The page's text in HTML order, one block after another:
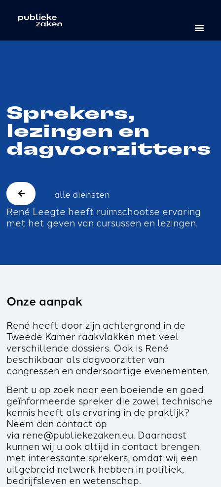
Sprekers,
lezingen en
dagvoorzitters
alle diensten
René Leegte heeft ruimschootse ervaring
met het geven van cursussen en lezingen.
Onze aanpak
René heeft door zijn achtergrond in de
Tweede Kamer raakvlakken met veel
verschillende dossiers. Ook is René
beschikbaar als dagvoorzitter van
congressen en andersoortige evenementen.
Bent u op zoek naar een boeiende en goed
geïnformeerde spreker die zowel technische
kennis heeft als ervaring in de praktijk?
Neem dan contact op
via rene@publiekezaken.eu. Daarnaast
kunnen wij u ook altijd in contact brengen
met interessante sprekers, omdat wij een
uitgebreid netwerk hebben in politiek,
bedrijfsleven en wetenschap.